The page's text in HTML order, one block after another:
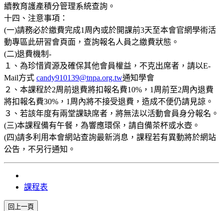
續教育護產積分管理系統查詢。
十四、注意事項：
(一)請務必於繳費完成1周內或於開課前3天至本會官網學術活
動專區此研習會頁面，查詢報名人員之繳費狀態。
(二)退費機制-
１、為珍惜資源及確保其他會員權益，不克出席者，請以E-
Mail方式 candy910139@tnpa.org.tw通知學會
２、本課程於2周前退費將扣報名費10%，1周前至2周內退費
將扣報名費30%，1周內將不接受退費，造成不便仍請見諒。
３、若該年度有兩堂課缺席者，將無法以活動會員身分報名。
(三)本課程備有午餐，為響應環保，請自備茶杯或水壺。
(四)請多利用本會網站查詢最新消息，課程若有異動將於網站
公告，不另行通知。
課程表